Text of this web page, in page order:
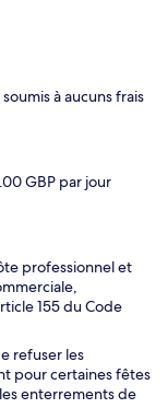
à aucuns frais
GBP par jour
professionnel et
155 du Code
refuser les
pour certaines fêtes
enterrements de